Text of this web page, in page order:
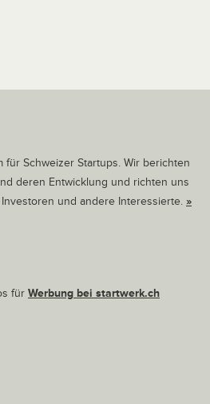
für Schweizer Startups. Wir berichten
deren Entwicklung und richten uns
und andere Interessierte. »
für Werbung bei startwerk.ch